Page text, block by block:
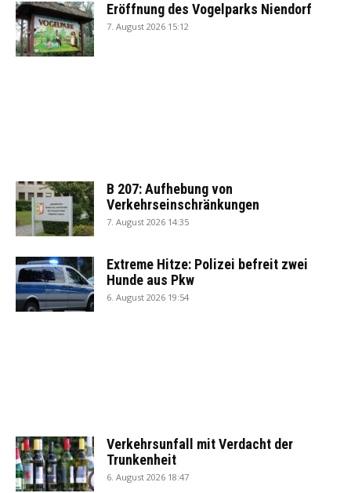
Eröffnung des Vogelparks Niendorf
7. August 2026 15:12
B 207: Aufhebung von
Verkehrseinschränkungen
7. August 2026 14:35
Extreme Hitze: Polizei befreit zwei
Hunde aus Pkw
6. August 2026 19:54
Verkehrsunfall mit Verdacht der
Trunkenheit
6. August 2026 18:47